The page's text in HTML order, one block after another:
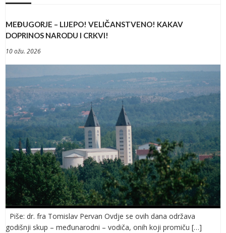
MEĐUGORJE – LIJEPO! VELIČANSTVENO! KAKAV
DOPRINOS NARODU I CRKVI!
10 ožu. 2026
Piše: dr. fra Tomislav Pervan Ovdje se ovih dana održava
godišnji skup – međunarodni – vodiča, onih koji promiču […]